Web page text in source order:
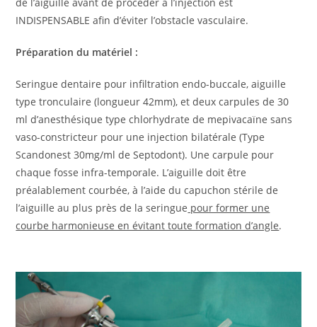
INDISPENSABLE afin d’éviter l’obstacle vasculaire.
Préparation du matériel :
Seringue dentaire pour infiltration endo-buccale, aiguille
type tronculaire (longueur 42mm), et deux carpules de 30
ml d’anesthésique type chlorhydrate de mepivacaïne sans
vaso-constricteur pour une injection bilatérale (Type
Scandonest 30mg/ml de Septodont). Une carpule pour
chaque fosse infra-temporale. L’aiguille doit être
préalablement courbée, à l’aide du capuchon stérile de
l’aiguille au plus près de la seringue pour former une
courbe harmonieuse en évitant toute formation d’angle.